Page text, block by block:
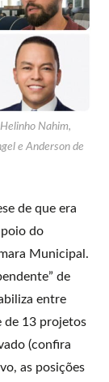
Nahim,
e Anderson de
de que era
do
Municipal.
de
entre
de 13 projetos
(confira
as posições